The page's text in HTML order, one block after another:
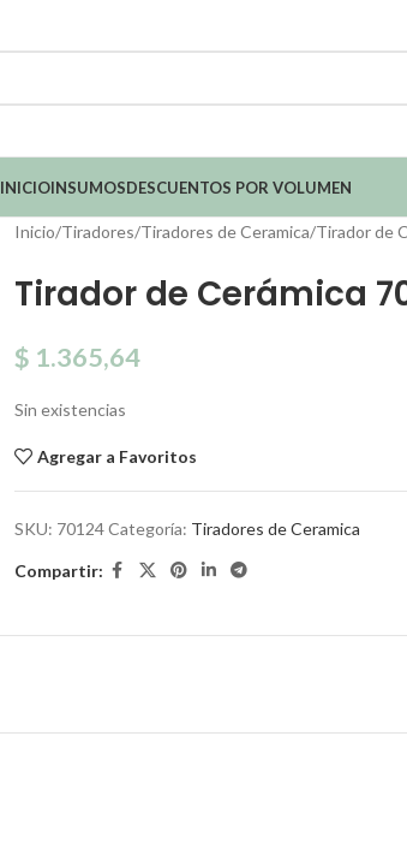
INICIOINSUMOSDESCUENTOS POR VOLUMEN
Inicio Tiradores Tiradores de Ceramica Tirador de
Tirador de Cerámica
$ 1.365,64
Sin existencias
Agregar a Favoritos
SKU: 70124Categoría: Tiradores de Ceramica
Compartir: